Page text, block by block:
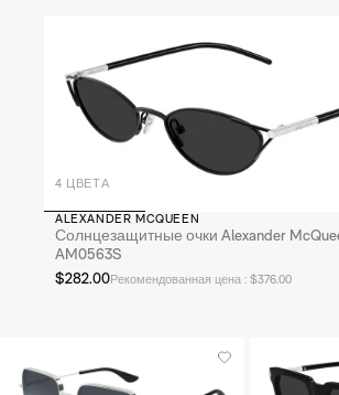
4 ЦВЕТА
ALEXANDER MCQUEEN
Солнцезащитные очки Alexander
AM0563S
$282.00Рекомендованная цена : $376.00